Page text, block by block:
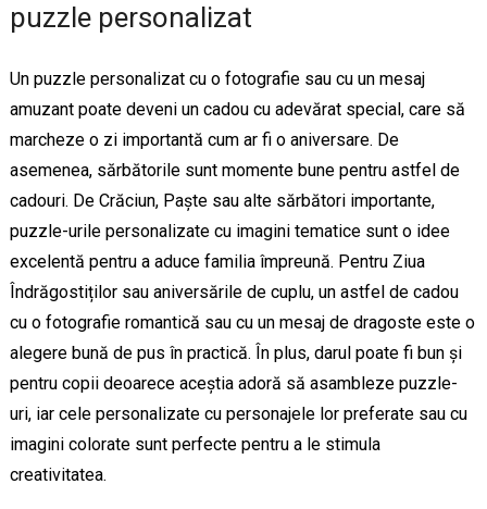
puzzle personalizat
Un puzzle personalizat cu o fotografie sau cu un mesaj
amuzant poate deveni un cadou cu adevărat special, care să
marcheze o zi importantă cum ar fi o aniversare. De
asemenea, sărbătorile sunt momente bune pentru astfel de
cadouri. De Crăciun, Paște sau alte sărbători importante,
puzzle-urile personalizate cu imagini tematice sunt o idee
excelentă pentru a aduce familia împreună. Pentru Ziua
Îndrăgostiților sau aniversările de cuplu, un astfel de cadou
cu o fotografie romantică sau cu un mesaj de dragoste este o
alegere bună de pus în practică. În plus, darul poate fi bun și
pentru copii deoarece aceștia adoră să asambleze puzzle-
uri, iar cele personalizate cu personajele lor preferate sau cu
imagini colorate sunt perfecte pentru a le stimula
creativitatea.